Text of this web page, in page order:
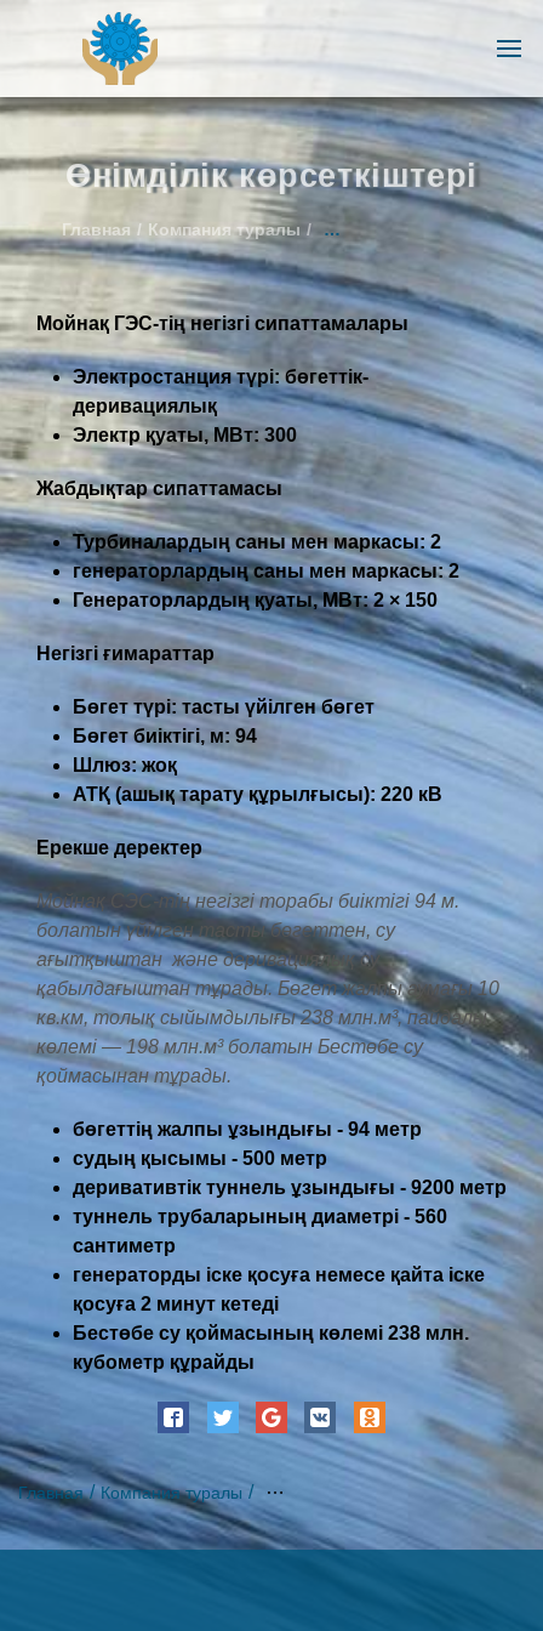
Өнімділік көрсеткіштері
Главная Компания туралы Өнімділік көрсеткіштері
Мойнақ ГЭС-тің негізгі сипаттамалары
Электростанция түрі:бөгеттік-
деривациялық
Электр қуаты, МВт: 300
Жабдықтар сипаттамасы
Турбиналардың саны мен маркасы: 2
генераторлардың саны менмаркасы: 2
Генераторлардың қуаты, МВт: 2 × 150
Негізгі ғимараттар
Бөгет түрі: тасты үйілген бөгет
Бөгет биіктігі, м: 94
Шлюз:жоқ
АТҚ(ашық тарату құрылғысы): 220 кВ
Ерекше деректер
Мойнақ СЭС-тің негізгі торабы биіктігі 94 м.
болатын үйілген тасты бөгеттен, су
ағытқыштан және деривациялық су
қабылдағыштан тұрады. Бөгет жалпы аумағы 10
кв.км, толық сыйымдылығы 238 млн.м³, пайдалы
көлемі — 198 млн.м³ болатын Бестөбе су
қоймасынан тұрады.
бөгеттің жалпы ұзындығы - 94 метр
судың қысымы - 500 метр
деривативтік туннель ұзындығы -9200 метр
туннель трубаларының диаметрі - 560
сантиметр
генераторды іске қосуға немесе қайта іске
қосуға 2 минут кетеді
Бестөбе су қоймасының көлемі 238 млн.
кубометр құрайды
Главная Компания туралы Өнімділік көрсеткіштері